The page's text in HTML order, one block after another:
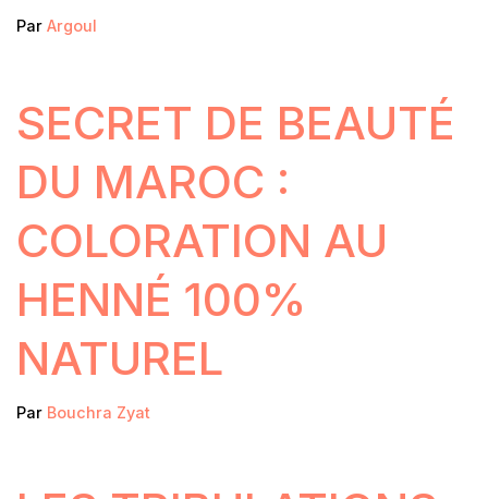
Par Argoul
SECRET DE BEAUTÉ
DU MAROC :
COLORATION AU
HENNÉ 100%
NATUREL
Par Bouchra Zyat